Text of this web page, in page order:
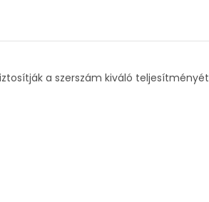
a szerszám kiváló teljesítményét